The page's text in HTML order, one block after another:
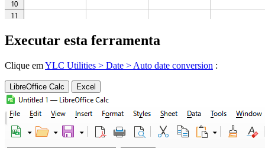
Executar esta ferramenta
Clique emYLC Utilities > Date > Auto date conversion :
LibreOffice Calc Excel